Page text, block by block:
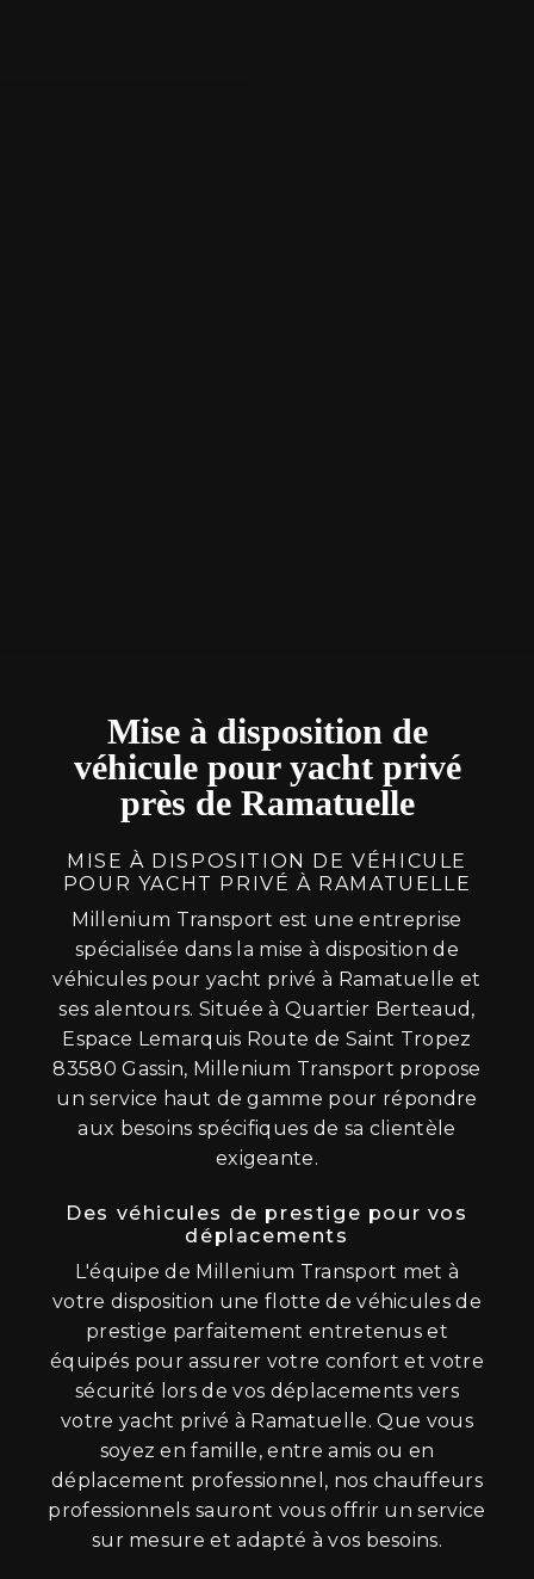
Mise à disposition de
véhicule pour yacht privé
près de Ramatuelle
MISE À DISPOSITION DE VÉHICULE
POUR YACHT PRIVÉ À RAMATUELLE
Millenium Transport est une entreprise
spécialisée dans la mise à disposition de
véhicules pour yacht privé à Ramatuelle et
ses alentours. Située à Quartier Berteaud,
Espace Lemarquis Route de Saint Tropez
83580 Gassin, Millenium Transport propose
un service haut de gamme pour répondre
aux besoins spécifiques de sa clientèle
exigeante.
Des véhicules de prestige pour vos
déplacements
L'équipe de Millenium Transport met à
votre disposition une flotte de véhicules de
prestige parfaitement entretenus et
équipés pour assurer votre confort et votre
sécurité lors de vos déplacements vers
votre yacht privé à Ramatuelle. Que vous
soyez en famille, entre amis ou en
déplacement professionnel, nos chauffeurs
professionnels sauront vous offrir un service
sur mesure et adapté à vos besoins.